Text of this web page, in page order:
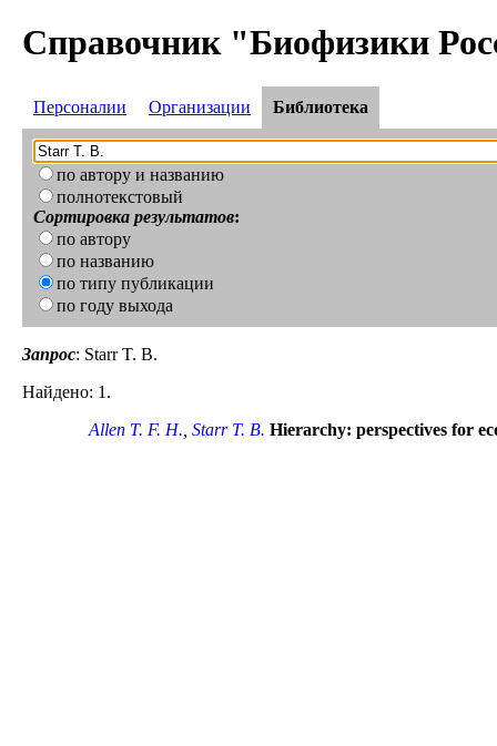
Справочник "Биофизики
Персоналии Организации Библиотека
по автору и названию
полнотекстовый
Сортировка результатов:
по автору
по названию
по типу публикации
по году выхода
Запрос: Starr T. B.
Найдено: 1.
Allen T. F. H., Starr T. B. Hierarchy: perspectives for